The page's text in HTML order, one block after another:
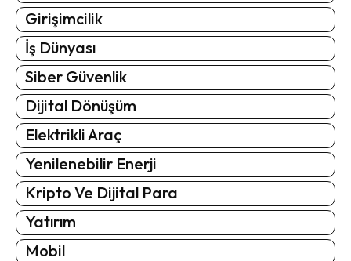
Girişimcilik
İş Dünyası
Siber Güvenlik
Dijital Dönüşüm
Elektrikli Araç
Yenilenebilir Enerji
Kripto Ve Dijital Para
Yatırım
Mobil